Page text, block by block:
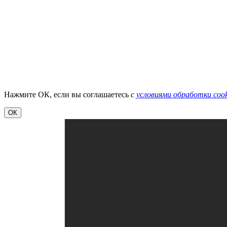
Нажмите ОК, если вы соглашаетесь с условиями обработки
ОК